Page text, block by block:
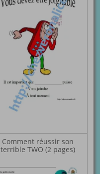
Comment réussir son
terrible TWO (2 pages)